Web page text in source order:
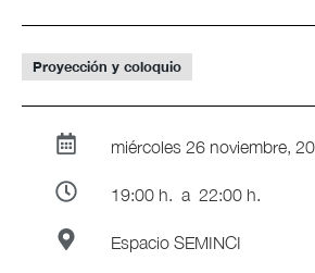
Proyección y coloquio
miércoles 26 noviembre,
19:00 h. a 22:00 h.
Espacio SEMINCI